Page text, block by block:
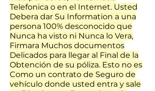
Telefonica o en el Internet. Usted
Debera dar Su Information a una
persona 100% desconocido que
Nunca ha visto ni Nunca lo Vera,
Firmara Muchos documentos
Delicados para llegar al Final de la
Obtención de su póliza. Esto no es
Como un contrato de Seguro de
vehículo donde usted entra y sale